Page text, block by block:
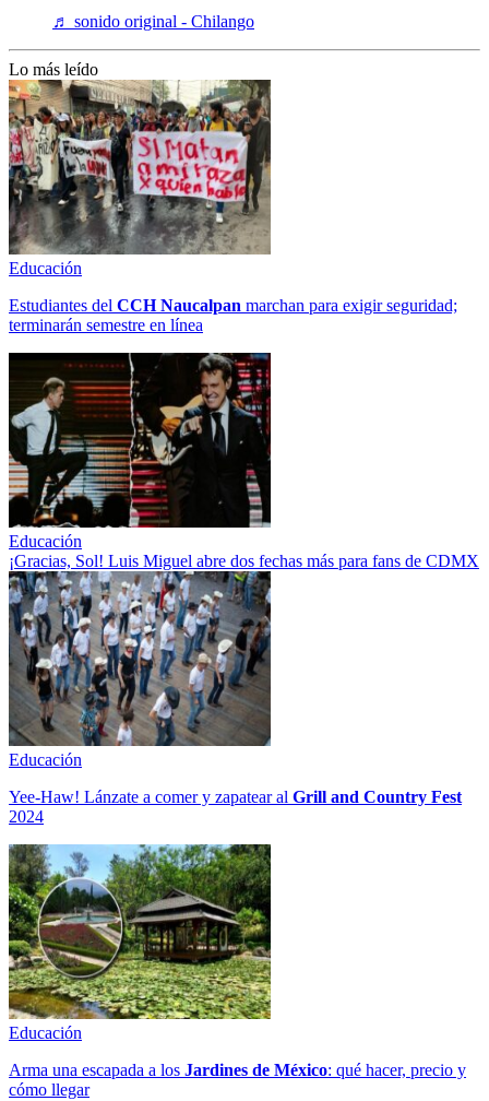
♬ sonido original - Chilango
Lo más leído
Educación
Estudiantes del CCH Naucalpan marchan para exigir seguridad;
terminarán semestre en línea
Educación
¡Gracias, Sol! Luis Miguel abre dos fechas más para fans de CDMX
Educación
Yee-Haw! Lánzate a comer y zapatear al Grill and Country Fest
2024
Educación
Arma una escapada a los Jardines de México: qué hacer, precio y
cómo llegar